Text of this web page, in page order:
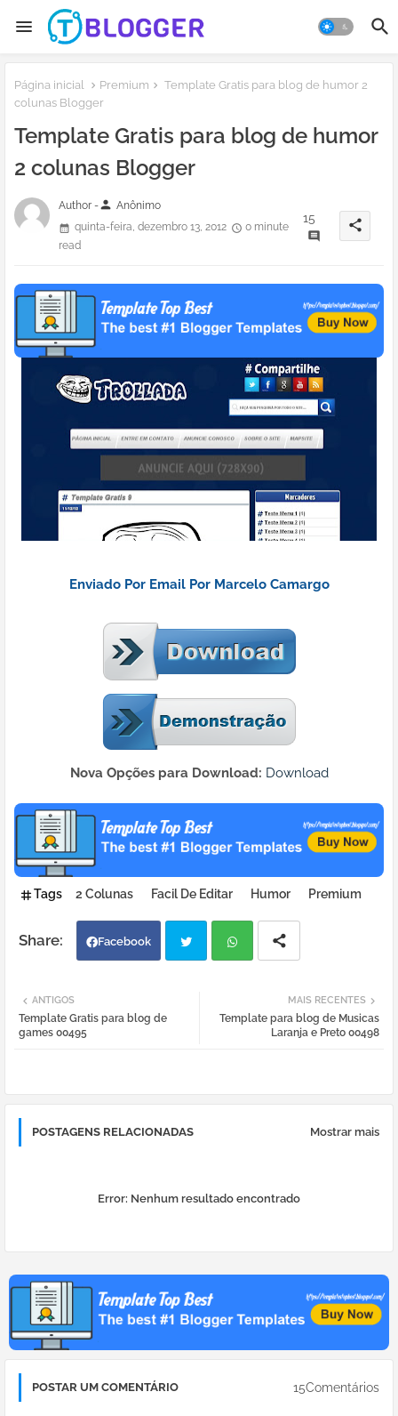
Página inicial Premium
Template Gratis para blog de humor 2
colunas Blogger
Template Gratis para blog de humor
2 colunas Blogger
Author -person Anônimo
quinta-feira, dezembro 13, 2012
0 minute
read
15 share
Enviado Por Email Por Marcelo Camargo
Nova Opções para Download: Download
Tags 2 Colunas Facil De Editar Humor Premium
Facebook
atsa
MAIS RECENTES
Template para blog de Musicas
Laranja e Preto 00498
ANTIGOS
Template Gratis para blog de
games 00495
POSTAGENS RELACIONADAS Mostrar mais
Error: Nenhum resultado encontrado
POSTAR UM COMENTÁRIO 15Comentários